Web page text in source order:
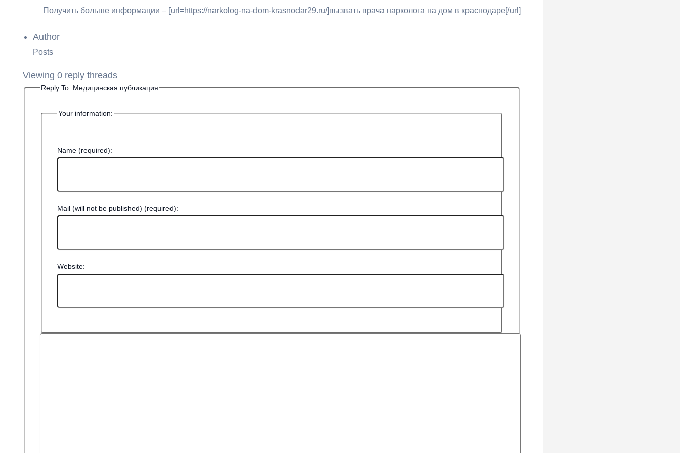
Получить больше информации – [url=https://narkolog-na-dom-krasnodar29.ru/]вызвать врача нарколога на дом в краснодаре[/url]
Author
Posts
Viewing 0 reply threads
Reply To: Медицинская публикация
Your information:
Name (required):
Mail (will not be published) (required):
Website: